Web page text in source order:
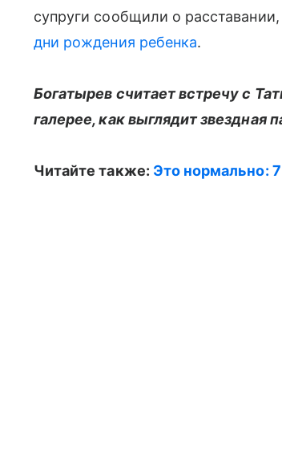
супруги сообщили о
дни рождения ребенка.
Богатырев считает встречу с
галерее, как выглядит звездная
Читайте также: Это нормально: